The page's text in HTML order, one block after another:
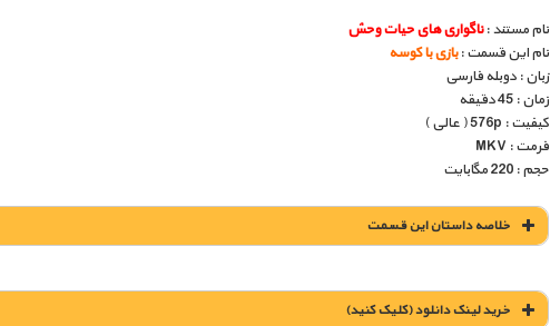
نام مستند :ناگواری های حیات وحش
نام این قسمت :بازی با کوسه
زبان : دوبله فارسی
زمان : 45 دقیقه
کیفیت : 576p ( عالی )
فرمت : MKV
حجم : 220 مگابایت
خلاصه داستان این قسمت
خريد لينک دانلود (کليک کنيد)